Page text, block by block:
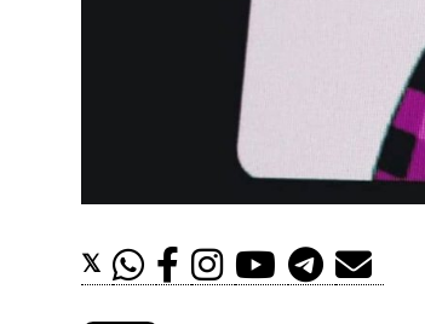
𝕏